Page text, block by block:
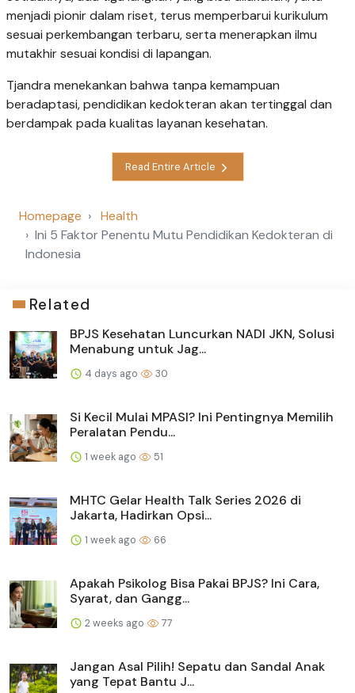
menjadi pionir dalam riset, terus memperbarui kurikulum
sesuai perkembangan terbaru, serta menerapkan ilmu
mutakhir sesuai kondisi di lapangan.
Tjandra menekankan bahwa tanpa kemampuan
beradaptasi, pendidikan kedokteran akan tertinggal dan
berdampak pada kualitas layanan kesehatan.
Read Entire Article
Homepage
Health
Ini 5 Faktor Penentu Mutu Pendidikan Kedokteran di
Indonesia
Related
BPJS Kesehatan Luncurkan NADI JKN, Solusi
Menabung untuk Jag...
4 days ago 30
Si Kecil Mulai MPASI? Ini Pentingnya Memilih
Peralatan Pendu...
1 week ago 51
MHTC Gelar Health Talk Series 2026 di
Jakarta, Hadirkan Opsi...
1 week ago 66
Apakah Psikolog Bisa Pakai BPJS? Ini Cara,
Syarat, dan Gangg...
2 weeks ago 77
Jangan Asal Pilih! Sepatu dan Sandal Anak
yang Tepat Bantu J...